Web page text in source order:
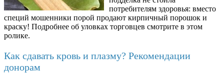
потребителям здоровья: вместо
специй мошенники порой продают кирпичный порошок и
краску! Подробнее об уловках торговцев смотрите в этом
ролике.
Как сдавать кровь и плазму? Рекомендации
донорам